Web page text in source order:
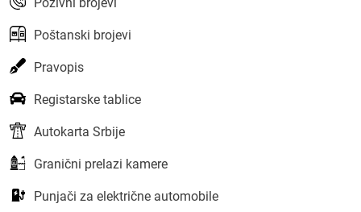
Poštanski brojevi
Pravopis
Registarske tablice
Autokarta Srbije
Granični prelazi kamere
Punjači za električne automobile